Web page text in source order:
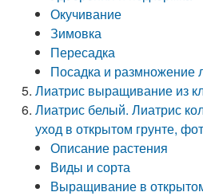
Окучивание
Зимовка
Пересадка
Посадка и размножение
Лиатрис выращивание из
Лиатрис белый. Лиатрис
уход в открытом грунте,
Описание растения
Виды и сорта
Выращивание в